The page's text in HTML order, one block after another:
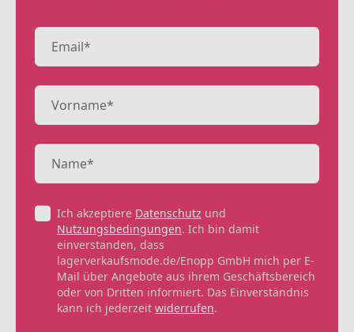
Ich akzeptiere Datenschutz und
Nutzungsbedingungen. Ich bin damit
einverstanden, dass
lagerverkaufsmode.de/Enopp GmbH mich per E-
Mail über Angebote aus ihrem Geschäftsbereich
oder von Dritten informiert. Das Einverständnis
kann ich jederzeit widerrufen.